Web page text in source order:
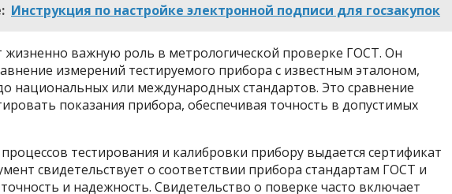
Инструкция по настройке электронной подписи для госзакупок
жизненно важную роль в метрологической проверке ГОСТ. Он
измерений тестируемого прибора с известным эталоном,
национальных или международных стандартов. Это сравнение
показания прибора, обеспечивая точность в допустимых
тестирования и калибровки прибору выдается сертификат
свидетельствует о соответствии прибора стандартам ГОСТ и
и надежность. Свидетельство о поверке часто включает